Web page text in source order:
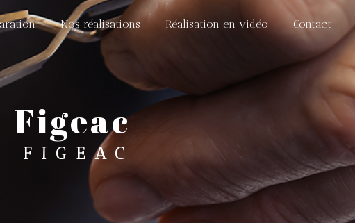
Nos réalisations Réalisation en vidéo Contact
Figeac
FIGEAC